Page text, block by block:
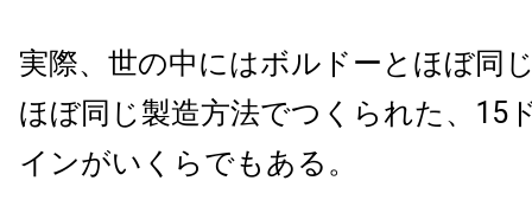
実際、世の中にはボルドーとほぼ同
ほぼ同じ製造方法でつくられた、15
インがいくらでもある。